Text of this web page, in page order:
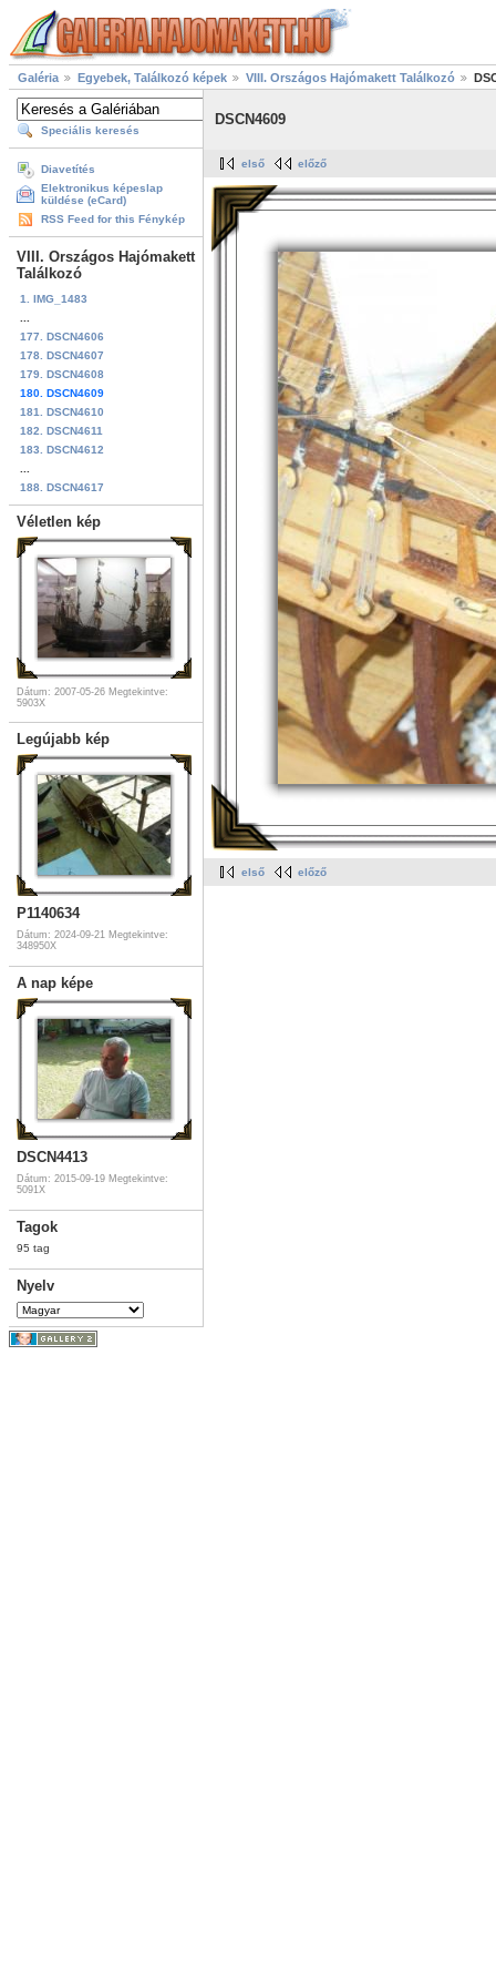
Galéria Egyebek, Találkozó képek VIII. Országos Hajómakett Találkozó
Speciális keresés
Diavetítés
Elektronikus képeslap
küldése (eCard)
RSS Feed for this Fénykép
VIII. Országos Hajómakett
Találkozó
1. IMG_1483
177. DSCN4606
178. DSCN4607
179. DSCN4608
180. DSCN4609
181. DSCN4610
182. DSCN4611
183. DSCN4612
188. DSCN4617
Véletlen kép
Dátum: 2007-05-26 Megtekintve:
5903X
Legújabb kép
P1140634
Dátum: 2024-09-21 Megtekintve:
348950X
A nap képe
DSCN4413
Dátum: 2015-09-19 Megtekintve:
5091X
Tagok
95 tag
Nyelv
DSCN4609
első előző
első előző